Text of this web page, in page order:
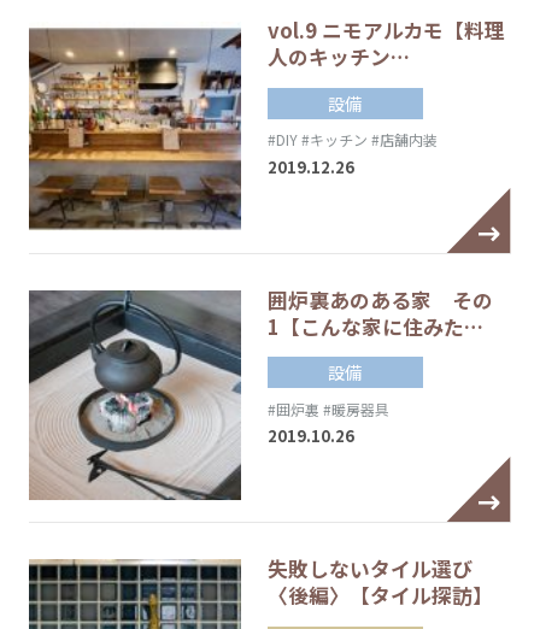
vol.9 ニモアルカモ【料理
人のキッチン…
設備
#DIY#キッチン #店舗内装
2019.12.26
囲炉裏あのある家 その
1【こんな家に住みた…
設備
#囲炉裏 #暖房器具
2019.10.26
失敗しないタイル選び
〈後編〉【タイル探訪】